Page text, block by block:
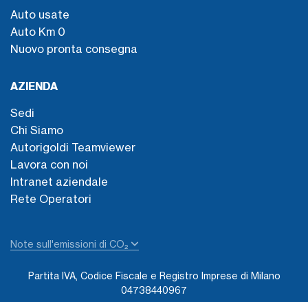
Auto usate
Auto Km 0
Nuovo pronta consegna
AZIENDA
Sedi
Chi Siamo
Autorigoldi Teamviewer
Lavora con noi
Intranet aziendale
Rete Operatori
Note sull'emissioni di CO₂
Partita IVA, Codice Fiscale e Registro Imprese di Milano
04738440967